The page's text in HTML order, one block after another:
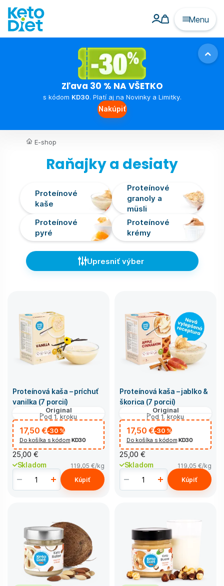
Menu
Zľava 30 % NA VŠETKO
s kódom KD30. Platí aj na Novinky a Limitky.
Nakúpiť
E-shop
Raňajky a desiaty
Proteínové
kaše
Proteínové
granoly a
müsli
Proteínové
pyré
Proteínové
krémy
Upresniť výber
Proteínová kaša – príchuť
vanilka (7 porcií)
Original
od 1. kroku
17,50 €-30 %
Do košíka s kódom KD30
25,00 €
Skladom 119,05 €/kg
Kúpiť
Proteínová kaša – jablko &
škorica (7 porcií)
Original
od 1. kroku
17,50 €-30 %
Do košíka s kódom KD30
25,00 €
Skladom 119,05 €/kg
Kúpiť